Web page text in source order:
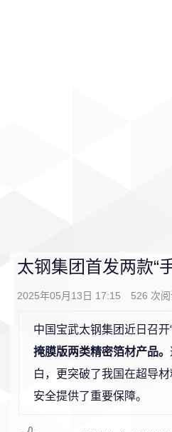
太钢集团首发两款“
2025年05月13日 17:15 526 次
中国宝武太钢集团近日召开
掩膜版两类精密箔材产品。
白，更突破了我国在超导
安全提供了重要保障。